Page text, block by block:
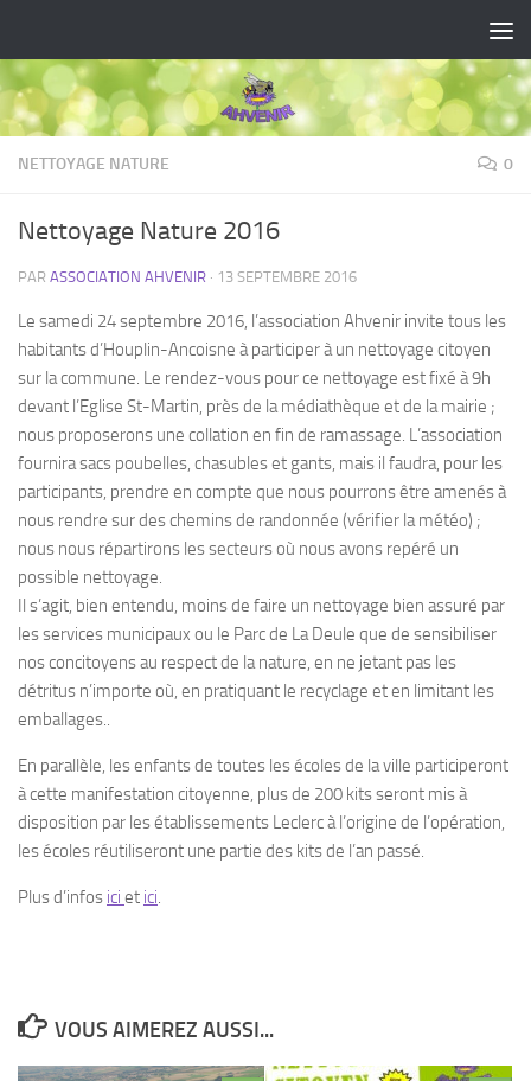
NETTOYAGE NATURE 0
Nettoyage Nature 2016
PAR ASSOCIATION AHVENIR · 13 SEPTEMBRE 2016
Le samedi 24 septembre 2016, l’association Ahvenir invite tous les
habitants d’Houplin-Ancoisne à participer à un nettoyage citoyen
sur la commune. Le rendez-vous pour ce nettoyage est fixé à 9h
devant l’Eglise St-Martin, près de la médiathèque et de la mairie ;
nous proposerons une collation en fin de ramassage. L’association
fournira sacs poubelles, chasubles et gants, mais il faudra, pour les
participants, prendre en compte que nous pourrons être amenés à
nous rendre sur des chemins de randonnée (vérifier la météo) ;
nous nous répartirons les secteurs où nous avons repéré un
possible nettoyage.
Il s’agit, bien entendu, moins de faire un nettoyage bien assuré par
les services municipaux ou le Parc de La Deule que de sensibiliser
nos concitoyens au respect de la nature, en ne jetant pas les
détritus n’importe où, en pratiquant le recyclage et en limitant les
emballages..
En parallèle, les enfants de toutes les écoles de la ville participeront
à cette manifestation citoyenne, plus de 200 kits seront mis à
disposition par les établissements Leclerc à l’origine de l’opération,
les écoles réutiliseront une partie des kits de l’an passé.
Plus d’infos ici et ici.
VOUS AIMEREZ AUSSI...